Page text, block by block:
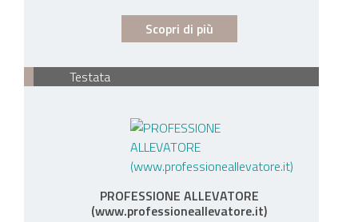
Scopri di più
Testata
PROFESSIONE ALLEVATORE
(www.professioneallevatore.it)